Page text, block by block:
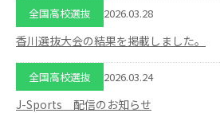
全国高校選抜 2026.03.28
香川選抜大会の結果を掲載しました。
全国高校選抜 2026.03.24
J-Sports 配信のお知らせ